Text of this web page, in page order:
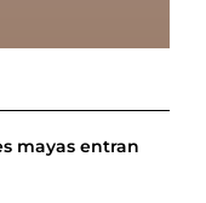
mayas entran